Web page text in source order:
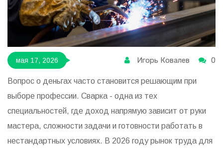
мая 17, 2026 Игорь Ковалев 0
Вопрос о деньгах часто становится решающим при
выборе профессии. Сварка - одна из тех
специальностей, где доход напрямую зависит от руки
мастера, сложности задачи и готовности работать в
нестандартных условиях. В 2026 году рынок труда для